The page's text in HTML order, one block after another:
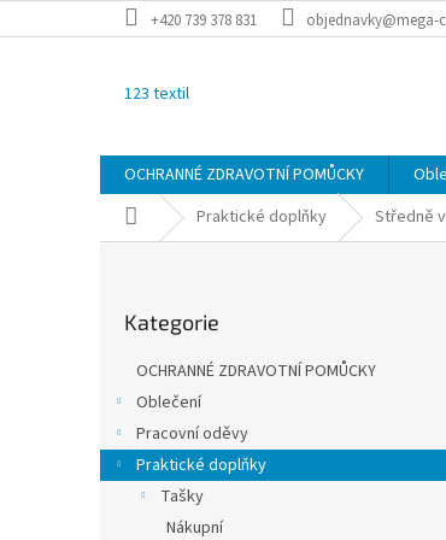
na
+420 739 378 831 objednavky@mega-
123 textil
OCHRANNÉ ZDRAVOTNÍ POMŮCKY
Domů Praktické doplňky Středně
kategorie
Kategorie
OCHRANNÉ ZDRAVOTNÍ POMŮCKY
Oblečení
Pracovní oděvy
Praktické doplňky
Tašky
Nákupní